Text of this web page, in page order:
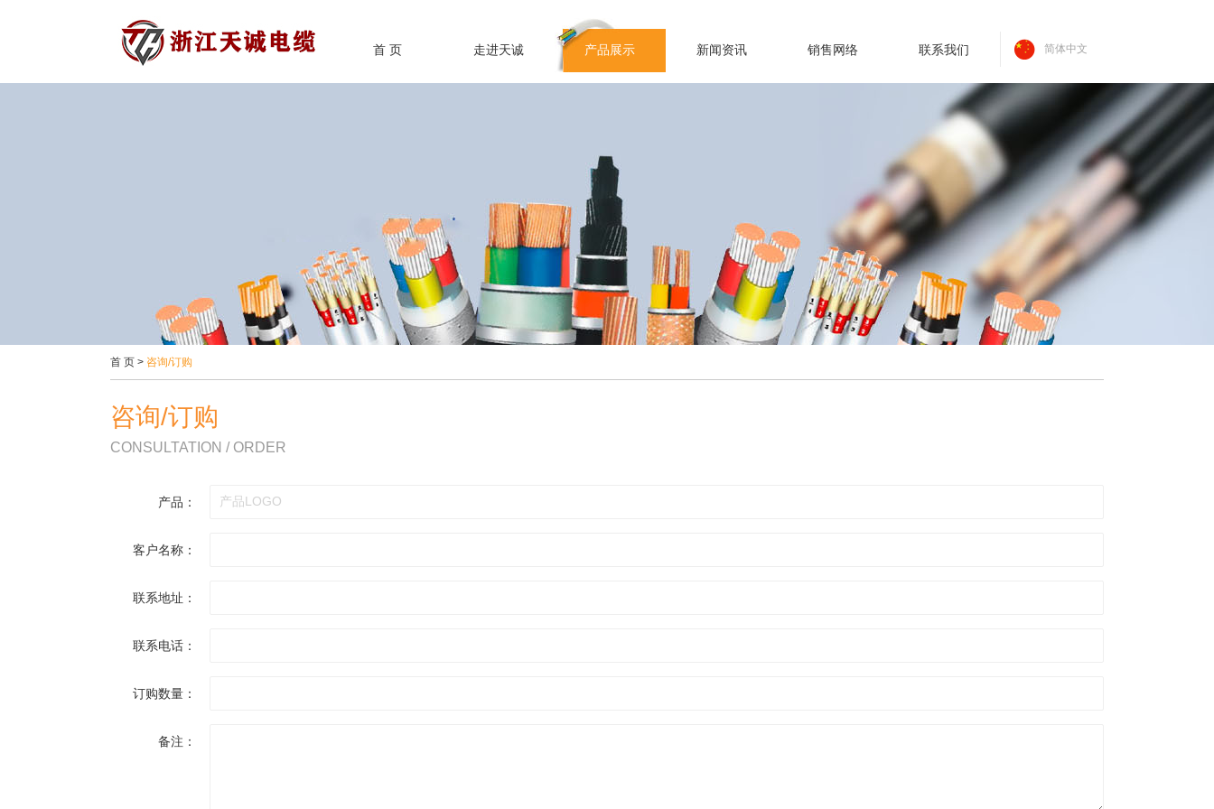
简体中文
首 页 走进天诚 产品展示 新闻资讯 销售网络 联系我们
首 页 > 咨询/订购
咨询/订购
CONSULTATION / ORDER
产品：
客户名称：
联系地址：
联系电话：
订购数量：
备注：